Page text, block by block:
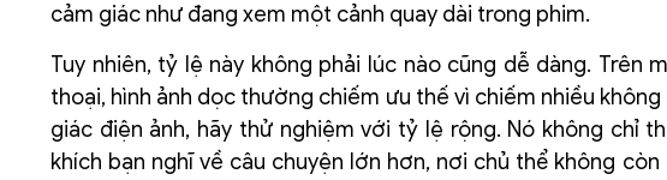
cảm giác như đang xem một cảnh quay dài trong phim.
Tuy nhiên, tỷ lệ này không phải lúc nào cũng dễ dàng. Trên
thoại, hình ảnh dọc thường chiếm ưu thế vì chiếm nhiều
giác điện ảnh, hãy thử nghiệm với tỷ lệ rộng. Nó không chỉ
khích bạn nghĩ về câu chuyện lớn hơn, nơi chủ thể không